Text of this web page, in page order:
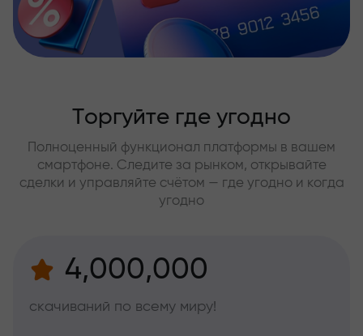
Торгуйте где угодно
Полноценный функционал платформы в вашем
смартфоне. Следите за рынком, открывайте
сделки и управляйте счётом — где угодно и когда
угодно
4,000,000
скачиваний по всему миру!